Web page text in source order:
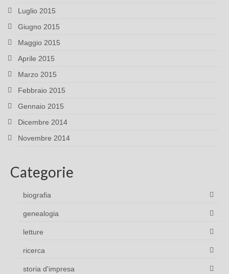
Luglio 2015
Giugno 2015
Maggio 2015
Aprile 2015
Marzo 2015
Febbraio 2015
Gennaio 2015
Dicembre 2014
Novembre 2014
Categorie
biografia
genealogia
letture
ricerca
storia d'impresa